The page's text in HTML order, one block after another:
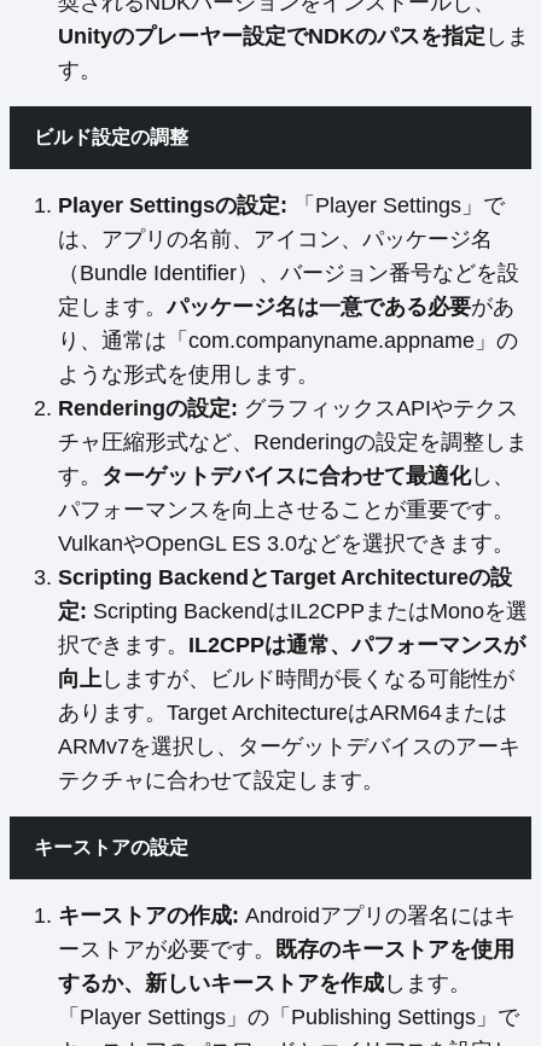
Unityのプレーヤー設定でNDKのパスを指定 しま
す。
ビルド設定の調整
Player Settingsの設定: 「Player Settings」で
は、アプリの名前、アイコン、パッケージ名
（Bundle Identifier）、バージョン番号などを設
定します。パッケージ名は一意である必要があ
り、通常は「com.companyname.appname」の
ような形式を使用します。
Renderingの設定: グラフィックスAPIやテクス
チャ圧縮形式など、Renderingの設定を調整しま
す。 ターゲットデバイスに合わせて最適化し、
パフォーマンスを向上させることが重要です。
VulkanやOpenGL ES 3.0などを選択できます。
Scripting BackendとTarget Architectureの設
定: Scripting BackendはIL2CPPまたはMonoを選
択できます。 IL2CPPは通常、パフォーマンスが
向上 しますが、ビルド時間が長くなる可能性が
あります。Target ArchitectureはARM64または
ARMv7を選択し、ターゲットデバイスのアーキ
テクチャに合わせて設定します。
キーストアの設定
キーストアの作成: Androidアプリの署名にはキ
ーストアが必要です。
既存のキーストアを使用
するか、新しいキーストアを作成 します。
「Player Settings」の「Publishing Settings」で